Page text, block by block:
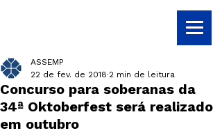
Concurso para soberanas da
34ª Oktoberfest será realizado
em outubro
ASSEMP
22 de fev. de 2018 2 min de leitura